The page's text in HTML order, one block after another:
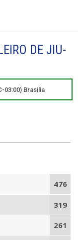
DE JIU-
03:00) Brasilia
476
319
261